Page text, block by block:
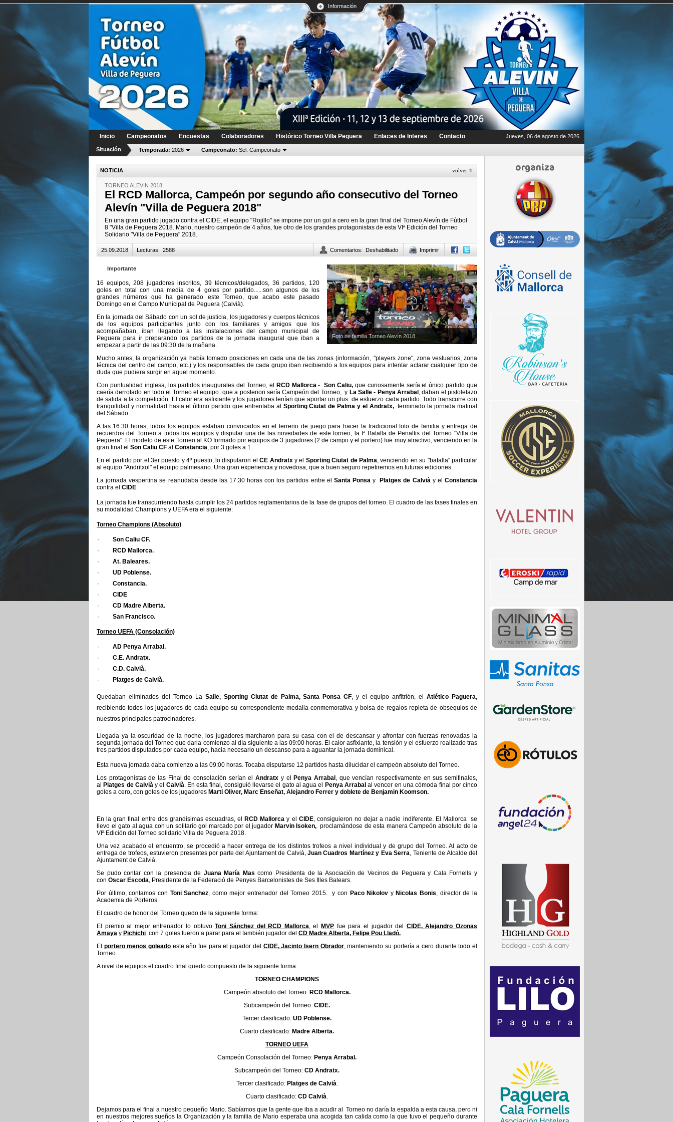
Información
Inicio Campeonatos Encuestas Colaboradores Histórico Torneo Villa Peguera Enlaces de Interes Contacto Jueves, 06 de agosto de 2026
Situación Temporada: 2026 Campeonato: Sel. Campeonato
NOTICIA volver
TORNEO ALEVIN 2018
El RCD Mallorca, Campeón por segundo año consecutivo del Torneo
Alevín "Villa de Peguera 2018"
En una gran partido jugado contra el CIDE, el equipo "Rojillo" se impone por un gol a cero en la gran final del Torneo Alevín de Fútbol
8 "Villa de Peguera 2018. Mario, nuestro campeón de 4 años, fue otro de los grandes protagonistas de esta VIª Edición del Torneo
Solidario "Villa de Peguera" 2018.
25.09.2018 Lecturas: 2588 Comentarios: Deshabilitado Imprimir
Foto de familia Torneo Alevín 2018
Importante
16 equipos, 208 jugadores inscritos, 39 técnicos/delegados, 36 partidos, 120
goles en total con una media de 4 goles por partido......son algunos de los
grandes números que ha generado este Torneo, que acabo este pasado
Domingo en el Campo Municipal de Peguera (Calvià).
En la jornada del Sábado con un sol de justicia, los jugadores y cuerpos técnicos
de los equipos participantes junto con los familiares y amigos que los
acompañaban, iban llegando a las instalaciones del campo municipal de
Peguera para ir preparando los partidos de la jornada inaugural que iban a
empezar a partir de las 09:30 de la mañana.
Mucho antes, la organización ya había tomado posiciones en cada una de las zonas (información, "players zone", zona vestuarios, zona
técnica del centro del campo, etc.) y los responsables de cada grupo iban recibiendo a los equipos para intentar aclarar cualquier tipo de
duda que pudiera surgir en aquel momento.
Con puntualidad inglesa, los partidos inaugurales del Torneo, el
RCD Mallorca - Son Caliu, que curiosamente sería el único partido que
caería derrotado en todo el Torneo el equipo que a posteriori sería Campeón del Torneo, y La Salle - Penya Arrabal , daban el pistoletazo
de salida a la competición. El calor era asfixiante y los jugadores tenían que aportar un plus de esfuerzo cada partido. Todo transcurre con
tranquilidad y normalidad hasta el último partido que enfrentaba al Sporting Ciutat de Palma y el Andratx, terminado la jornada matinal
del Sábado.
A las 16:30 horas, todos los equipos estaban convocados en el terreno de juego para hacer la tradicional foto de familia y entrega de
recuerdos del Torneo a todos los equipos y disputar una de las novedades de este torneo, la Iª Batalla de Penaltis del Torneo "Villa de
Peguera". El modelo de este Torneo al KO formado por equipos de 3 jugadores (2 de campo y el portero) fue muy atractivo, venciendo en la
gran final el Son Caliu CF al Constancia, por 3 goles a 1.
En el partido por el 3er puesto y 4º puesto, lo disputaron elCE Andratxy el Sporting Ciutat de Palma, venciendo en su "batalla" particular
al equipo "Andritxol" el equipo palmesano. Una gran experiencia y novedosa, que a buen seguro repetiremos en futuras ediciones.
La jornada vespertina se reanudaba desde las 17:30 horas con los partidos entre el Santa Ponsay Platges de Calviày elConstancia
contra el CIDE.
La jornada fue transcurriendo hasta cumplir los 24 partidos reglamentarios de la fase de grupos del torneo. El cuadro de las fases finales en
su modalidad Champions y UEFA era el siguiente:
Torneo Champions (Absoluto)
· Son Caliu CF.
·
RCD Mallorca.
· At. Baleares.
· UD Poblense.
· Constancia.
· CIDE
· CD Madre Alberta.
· San Francisco.
Torneo UEFA (Consolación)
· AD Penya Arrabal.
· C.E. Andratx.
· C.D. Calvià.
·
Platges de Calvià.
Quedaban eliminados del Torneo La Salle, Sporting Ciutat de Palma, Santa Ponsa CF, y el equipo anfitrión, elAtlético Paguera,
recibiendo todos los jugadores de cada equipo su correspondiente medalla conmemorativa y bolsa de regalos repleta de obsequios de
nuestros principales patrocinadores.
Llegada ya la oscuridad de la noche, los jugadores marcharon para su casa con el de descansar y afrontar con fuerzas renovadas la
segunda jornada del Torneo que daria comienzo al día siguiente a las 09:00 horas. El calor asfixiante, la tensión y el esfuerzo realizado tras
tres partidos disputados por cada equipo, hacia necesario un descanso para a aguantar la jornada dominical.
Esta nueva jornada daba comienzo a las 09:00 horas. Tocaba disputarse 12 partidos hasta dilucidar el campeón absoluto del Torneo.
Los protagonistas de las Final de consolación serían elAndratx y el Penya Arrabal , que vencían respectivamente en sus semifinales,
al Platges de Calviày el Calvià. En esta final, consiguió llevarse el gato al agua el Penya Arrabal al vencer en una cómoda final por cinco
goles a cero, con goles de los jugadores Marti Oliver, Marc Enseñat, Alejandro Ferrer y doblete de Benjamin Koomson.
En la gran final entre dos grandísimas escuadras, el RCD Mallorca y el CIDE, consiguieron no dejar a nadie indiferente. El Mallorca se
llevo el gato al agua con un solitario gol marcado por el jugador Marvin Isoken, proclamándose de esta manera Campeón absoluto de la
VIª Edición del Torneo solidario Villa de Peguera 2018.
Una vez acabado el encuentro, se procedió a hacer entrega de los distintos trofeos a nivel individual y de grupo del Torneo. Al acto de
entrega de trofeos, estuvieron presentes por parte del Ajuntament de Calvià, Juan Cuadros Martínez y Eva Serra, Teniente de Alcalde del
Ajuntament de Calvià.
Se pudo contar con la presencia de Juana María Mascomo Presidenta de la Asociación de Vecinos de Peguera y Cala Fornells y
con Oscar Escoda, Presidente de la Federació de Penyes Barcelonistes de Ses Illes Balears.
Por último, contamos con Toni Sanchez, como mejor entrenador del Torneo 2015. y con Paco Nikolov y Nicolas Bonis, director de la
Academia de Porteros.
El cuadro de honor del Torneo quedo de la siguiente forma:
El premio al mejor entrenador lo obtuvoToni Sánchez del RCD Mallorca, el MVP fue para el jugador del CIDE, Alejandro Ozonas
Amaya y Pichichi con 7 goles fueron a parar para el también jugador del CD Madre Alberta, Felipe Pou Lladó.
El portero menos goleado este año fue para el jugador del CIDE, Jacinto Isern Obrador, manteniendo su portería a cero durante todo el
Torneo.
A nivel de equipos el cuadro final quedo compuesto de la siguiente forma:
TORNEO CHAMPIONS
Campeón absoluto del Torneo: RCD Mallorca.
Subcampeón del Torneo: CIDE.
Tercer clasificado: UD Poblense.
Cuarto clasificado: Madre Alberta.
TORNEO UEFA
Campeón Consolación del Torneo: Penya Arrabal.
Subcampeón del Torneo: CD Andratx.
Tercer clasificado: Platges de Calvià.
Cuarto clasificado: CD Calvià.
Dejamos para el final a nuestro pequeño Mario. Sabíamos que la gente que iba a acudir al Torneo no daría la espalda a esta causa, pero ni
en nuestros mejores sueños la Organización y la familia de Mario esperaba una acogida tan calida como la que tuvo el pequeño durante